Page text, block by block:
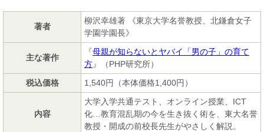
著者
柳沢幸雄著 《東京大学名誉教授、北鎌倉女子
学園学園長》
主な著作
『母親が知らないとヤバイ「男の子」の育て
方』（PHP研究所）
税込価格
1,540円（本体価格1,400円）
内容
大学入学共通テスト、オンライン授業、ICT
化…教育混乱期の今を生き抜く術を、東大名誉
教授・開成の前校長先生がやさしく解説。